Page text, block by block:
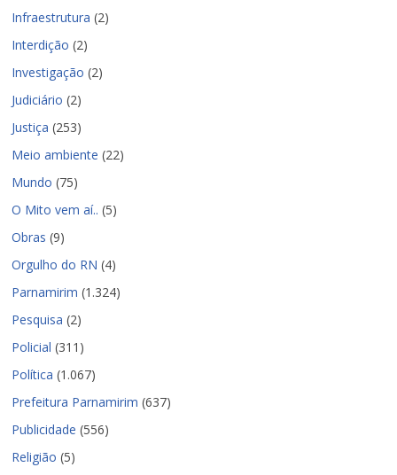
Infraestrutura (2)
Interdição (2)
Investigação (2)
Judiciário (2)
Justiça (253)
Meio ambiente (22)
Mundo (75)
O Mito vem aí.. (5)
Obras (9)
Orgulho do RN (4)
Parnamirim (1.324)
Pesquisa (2)
Policial (311)
Política (1.067)
Prefeitura Parnamirim (637)
Publicidade (556)
Religião (5)